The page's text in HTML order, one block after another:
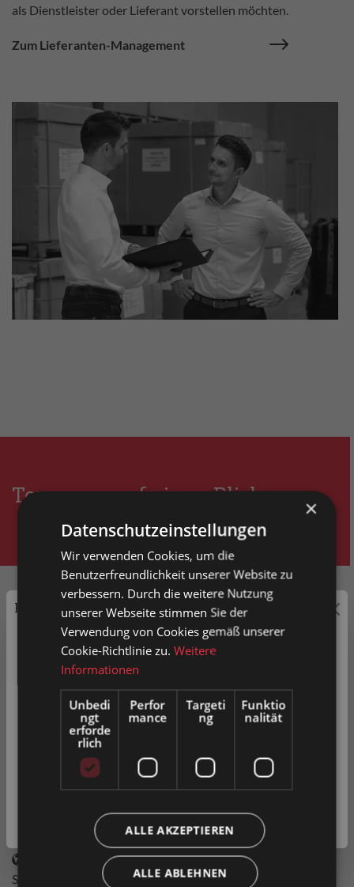
als Dienstleister oder Lieferant vorstellen möchten.
Zum Lieferanten-Management
Torwegge auf einen Blick
1+1=1
eine Einheit
Moving Components und Intralogistic Solutions - Logische
Konsequenz und Einheit
Standorte in Europa sorgen für schnelle Bestellabwicklung
Preisauszeichnung
Privatkunden können Preise mit MwSt. (brutto) und
Geschäftskunden Preise ohne MwSt. (netto) angezeigt
werden.
Bitte wählen Sie Ihre bevorzugte Einstellung:
Privatkunde
Geschäftskunde( exkl. MwSt. )
×
Datenschutzeinstellungen
Wir verwenden Cookies, um die
Benutzerfreundlichkeit unserer Website zu
verbessern. Durch die weitere Nutzung
unserer Webseite stimmen Sie der
Verwendung von Cookies gemäß unserer
Cookie-Richtlinie zu.Weitere
Informationen
Unbedi
ngt
erforde
rlich
Perfor
mance
Targeti
ng
Funktio
nalität
ALLE AKZEPTIEREN
ALLE ABLEHNEN